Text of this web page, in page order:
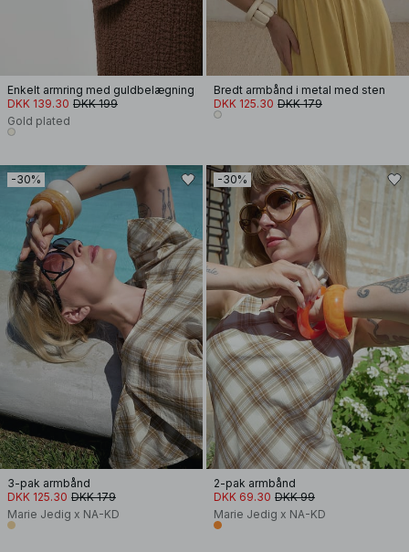
Enkelt armring med guldbelægning
DKK 139.30 DKK 199
Gold plated
Bredt armbånd i metal med sten
DKK 125.30 DKK 179
-30%
3-pak armbånd
DKK 125.30 DKK 179
Marie Jedig x NA-KD
-30%
2-pak armbånd
DKK 69.30 DKK 99
Marie Jedig x NA-KD